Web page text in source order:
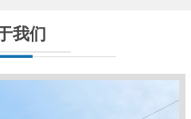
我们